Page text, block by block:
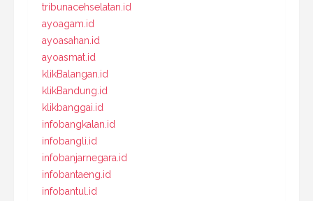
tribunacehselatan.id
ayoagam.id
ayoasahan.id
ayoasmat.id
klikBalangan.id
klikBandung.id
klikbanggai.id
infobangkalan.id
infobangli.id
infobanjarnegara.id
infobantaeng.id
infobantul.id